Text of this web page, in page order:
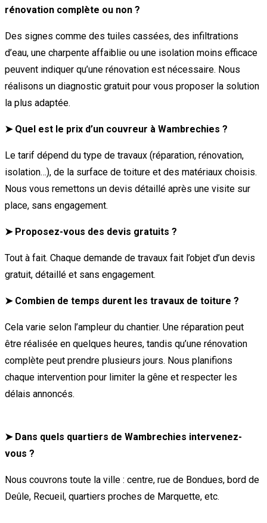
rénovation complète ou non ?
Des signes comme des tuiles cassées, des infiltrations
d’eau, une charpente affaiblie ou une isolation moins efficace
peuvent indiquer qu’une rénovation est nécessaire. Nous
réalisons un diagnostic gratuit pour vous proposer la solution
la plus adaptée.
➤ Quel est le prix d’un couvreur à Wambrechies ?
Le tarif dépend du type de travaux (réparation, rénovation,
isolation…), de la surface de toiture et des matériaux choisis.
Nous vous remettons un devis détaillé après une visite sur
place, sans engagement.
➤ Proposez-vous des devis gratuits ?
Tout à fait. Chaque demande de travaux fait l’objet d’un devis
gratuit, détaillé et sans engagement.
➤ Combien de temps durent les travaux de toiture ?
Cela varie selon l’ampleur du chantier. Une réparation peut
être réalisée en quelques heures, tandis qu’une rénovation
complète peut prendre plusieurs jours. Nous planifions
chaque intervention pour limiter la gêne et respecter les
délais annoncés.
➤ Dans quels quartiers de Wambrechies intervenez-
vous ?
Nous couvrons toute la ville : centre, rue de Bondues, bord de
Deûle, Recueil, quartiers proches de Marquette, etc.